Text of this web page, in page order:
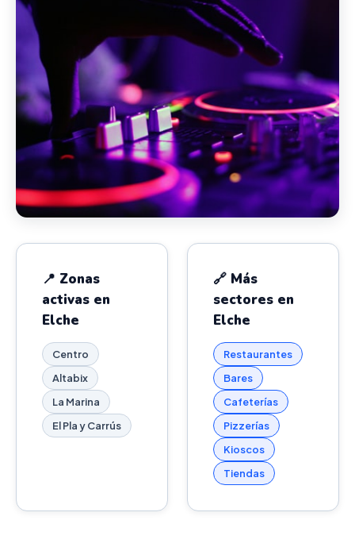
📍 Zonas
activas en
Elche
Centro
Altabix
La Marina
El Pla y Carrús
🔗 Más
sectores en
Elche
Restaurantes
Bares
Cafeterías
Pizzerías
Kioscos
Tiendas